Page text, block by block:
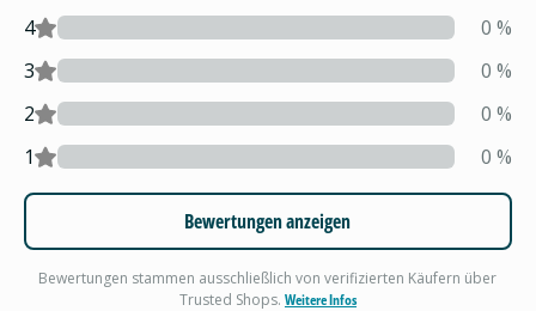
4 0 %
3
0 %
2
0 %
1
0 %
Bewertungen anzeigen
Bewertungen stammen ausschließlich von verifizierten Käufern über
Trusted Shops. Weitere Infos